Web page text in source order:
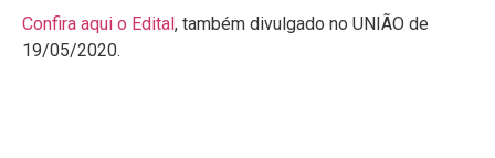
Confira aqui o Edital, também divulgado no UNIÃO de
19/05/2020.